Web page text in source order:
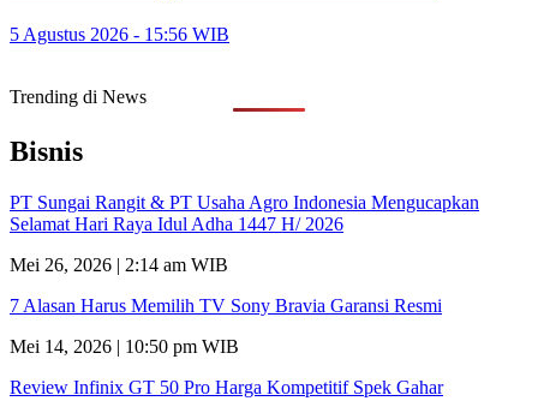
5 Agustus 2026 - 15:56 WIB
Trending di News
Bisnis
PT Sungai Rangit & PT Usaha Agro Indonesia Mengucapkan
Selamat Hari Raya Idul Adha 1447 H/ 2026
Mei 26, 2026 | 2:14 am WIB
7 Alasan Harus Memilih TV Sony Bravia Garansi Resmi
Mei 14, 2026 | 10:50 pm WIB
Review Infinix GT 50 Pro Harga Kompetitif Spek Gahar